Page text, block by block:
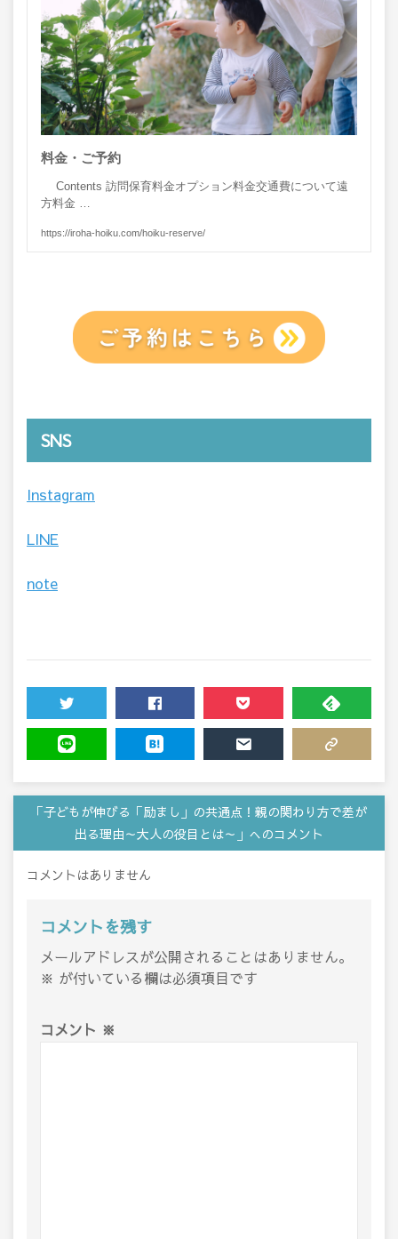
SNS
Instagram
LINE
note
TWEET SHARE POCKET FEEDLY
「子どもが伸びる「励まし」の共通点！親の関わり方で差が
出る理由～大人の役目とは～」へのコメント
コメントはありません
コメントを残す
メールアドレスが公開されることはありません。
※ が付いている欄は必須項目です
コメント ※